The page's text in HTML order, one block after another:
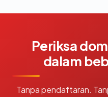
Periksa
dalam
Tanpa pendaftaran.